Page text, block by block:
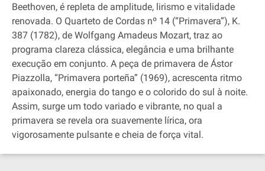
Beethoven, é repleta de amplitude, lirismo e vitalidade
renovada. O Quarteto de Cordas nº 14 (“Primavera”), K.
387 (1782), de Wolfgang Amadeus Mozart, traz ao
programa clareza clássica, elegância e uma brilhante
execução em conjunto. A peça de primavera de Ástor
Piazzolla, “Primavera porteña” (1969), acrescenta ritmo
apaixonado, energia do tango e o colorido do sul à noite.
Assim, surge um todo variado e vibrante, no qual a
primavera se revela ora suavemente lírica, ora
vigorosamente pulsante e cheia de força vital.